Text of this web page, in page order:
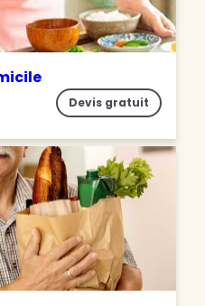
Devis gratuit